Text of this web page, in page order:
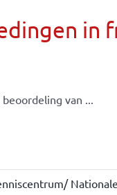
in
van ...